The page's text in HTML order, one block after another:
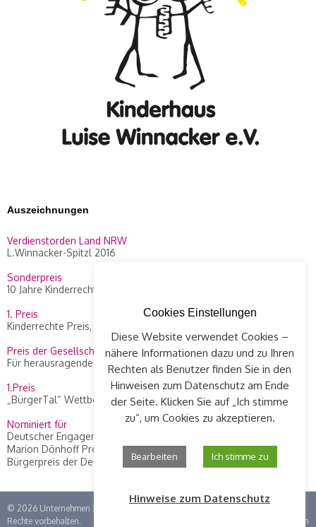
Auszeichnungen
Verdienstorden Land NRW
L.Winnacker-Spitzl 2016
Sonderpreis
10 Jahre Kinderrechte Preis, WDR 2014
1. Preis
Kinderrechte Preis, WDR 2010
Preis der Gesellschaft Concordia
Für herausragendes Engagement an L. Winnacker-Spitzl, 2012
1.Preis
„BürgerTal“ Wettbewerb, 2008
Nominiert für
Deutscher Engagement Preis 2015
Marion Dönhoff Preis, Die Zeit, 2013
Bürgerpreis der Deutschen Zeitungen, 2010
© 2026 Unternehmen Zündfunke im Kinderhaus Luise Winnacker e.V.
Rechte vorbehalten.
Login
Cookies Einstellungen
Diese Website verwendet Cookies –
nähere Informationen dazu und zu Ihren
Rechten als Benutzer finden Sie in den
Hinweisen zum Datenschutz am Ende
der Seite. Klicken Sie auf „Ich stimme
zu“, um Cookies zu akzeptieren.
Bearbeiten Ich stimme zu
Hinweise zum Datenschutz